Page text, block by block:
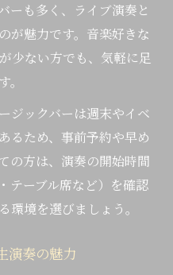
音楽の余韻
はの気軽さと安心感
バーと生演奏の夜
ーの選び方ポイント
夜を特別に彩る方法
ーも多く、ライブ演奏と
が魅力です。音楽好きな
少ない方でも、気軽に足
ジックバーは週末やイベ
るため、事前予約や早め
の方は、演奏の開始時間
テーブル席など）を確認
環境を選びましょう。
演奏の魅力